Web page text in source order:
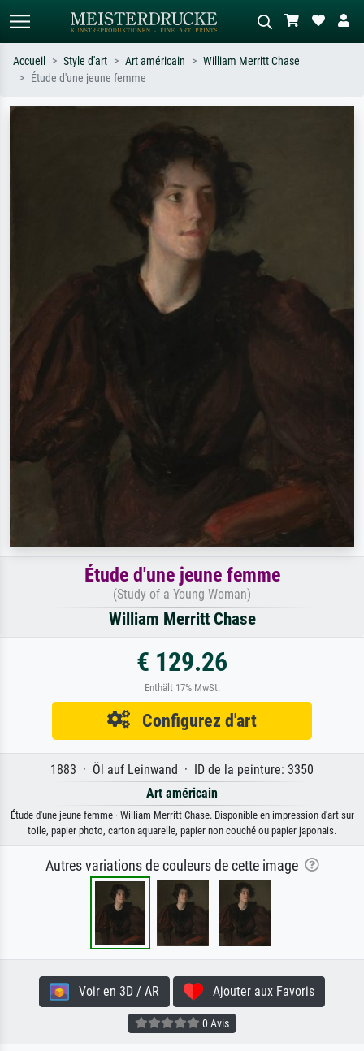
ex. Monet, Nuit étoilée,
abstrait avec beaucoup de rouge,
tableau sombre, nu debout près d'un
Accueil Style d'art Art américain
William Merritt Chase
Étude d'une jeune femme
Étude d'une jeune femme
(Study of a Young Woman)
William Merritt Chase
€ 129.26
Enthält 17% MwSt.
Configurez d'art
1883 · Öl auf Leinwand · ID de la peinture: 3350
Art américain
Étude d'une jeune femme · William Merritt Chase. Disponible en impression d'art sur
toile, papier photo, carton aquarelle, papier non couché ou papier japonais.
Autres variations de couleurs de cette image
Voir en 3D / AR Ajouter aux Favoris
0 Avis